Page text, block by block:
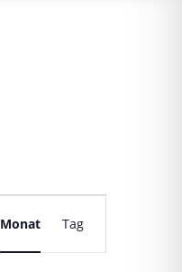
Veranstaltung
Ansichten-
Navigation
Monat Tag